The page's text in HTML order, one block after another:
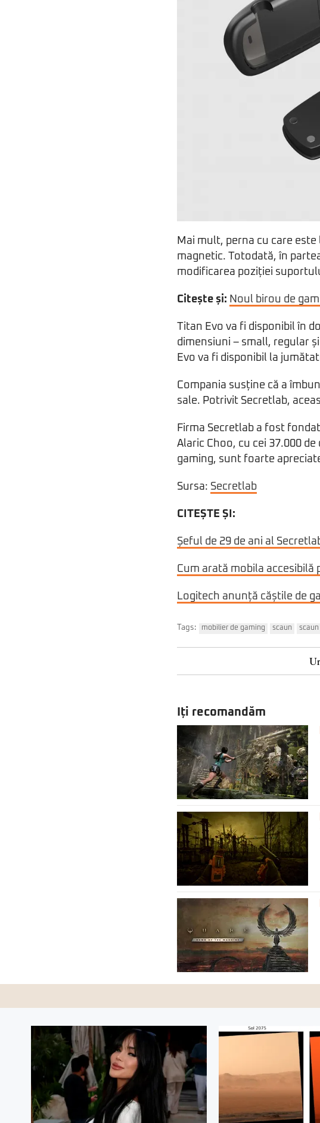
Mai mult, perna cu care
magnetic. Totodată, în
modificarea poziției
Citește și: Noul birou de
Titan Evo va fi disponibil în
dimensiuni – small, regular
Evo va fi disponibil la
Compania susține că a
sale. Potrivit Secretlab,
Firma Secretlab a fost
Alaric Choo, cu cei 37.000
gaming, sunt foarte
Sursa: Secretlab
CITEȘTE ȘI:
Șeful de 29 de ani al
Cum arată mobila accesibilă
Logitech anunță căștile de
Tags: mobilier de gaming scaun scaun
Iți recomandăm